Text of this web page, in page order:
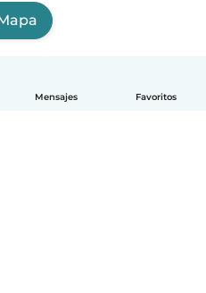
Mensajes Favoritos